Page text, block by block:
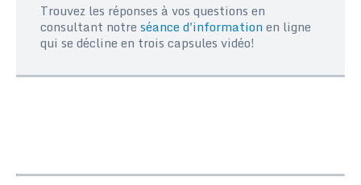
Trouvez les réponses à vos questions en
consultant notre séance d'information en ligne
qui se décline en trois capsules vidéo!